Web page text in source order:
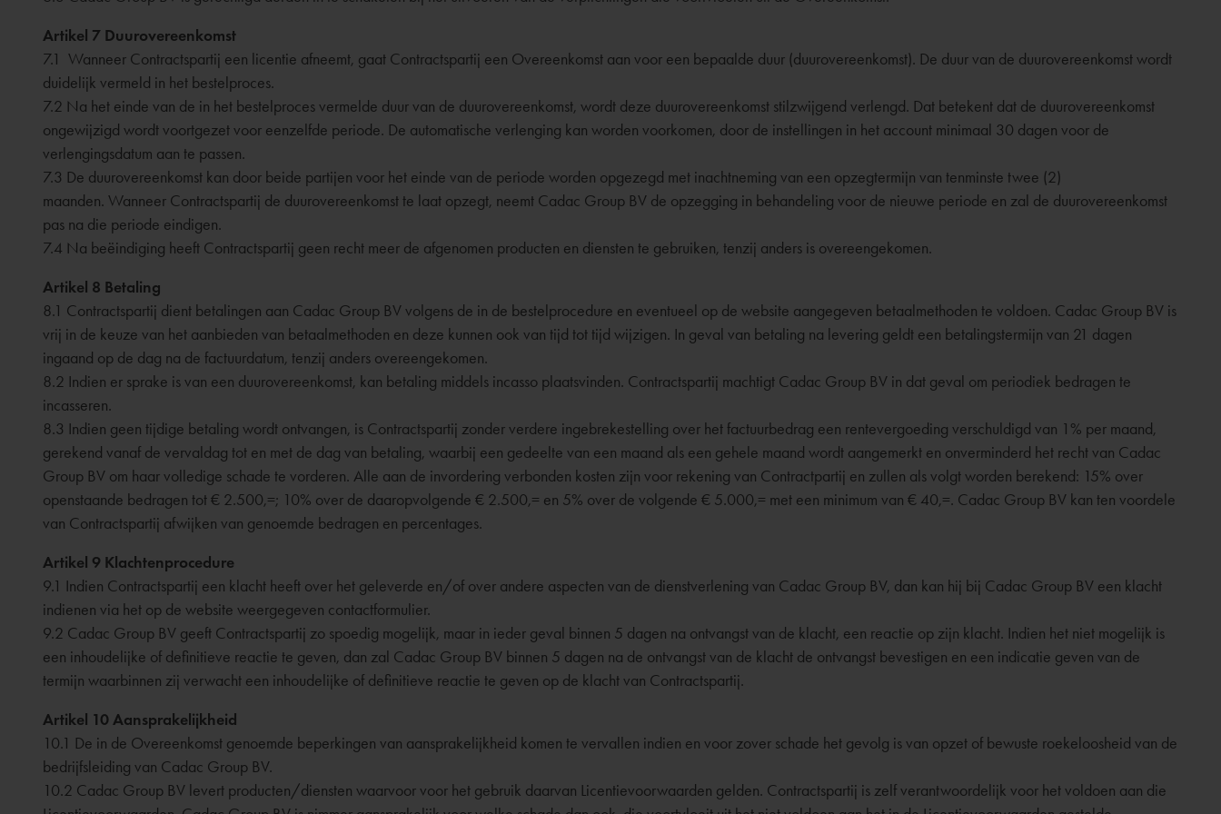
Artikel 7 Duurovereenkomst
7.1 Wanneer Contractspartij een licentie afneemt, gaat Contractspartij een Overeenkomst aan voor een bepaalde duur (duurovereenkomst). De duur van de duurovereenkomst wordt
duidelijk vermeld in het bestelproces.
7.2 Na het einde van de in het bestelproces vermelde duur van de duurovereenkomst, wordt deze duurovereenkomst stilzwijgend verlengd. Dat betekent dat de duurovereenkomst
ongewijzigd wordt voortgezet voor eenzelfde periode. De automatische verlenging kan worden voorkomen, door de instellingen in het account minimaal 30 dagen voor de
verlengingsdatum aan te passen.
7.3 De duurovereenkomst kan door beide partijen voor het einde van de periode worden opgezegd met inachtneming van een opzegtermijn van tenminste twee (2)
maanden. Wanneer Contractspartij de duurovereenkomst te laat opzegt, neemt Cadac Group BV de opzegging in behandeling voor de nieuwe periode en zal de duurovereenkomst
pas na die periode eindigen.
7.4 Na beëindiging heeft Contractspartij geen recht meer de afgenomen producten en diensten te gebruiken, tenzij anders is overeengekomen.
Artikel 8 Betaling
8.1 Contractspartij dient betalingen aan Cadac Group BV volgens de in de bestelprocedure en eventueel op de website aangegeven betaalmethoden te voldoen. Cadac Group BV is
vrij in de keuze van het aanbieden van betaalmethoden en deze kunnen ook van tijd tot tijd wijzigen. In geval van betaling na levering geldt een betalingstermijn van 21 dagen
ingaand op de dag na de factuurdatum, tenzij anders overeengekomen.
8.2 Indien er sprake is van een duurovereenkomst, kan betaling middels incasso plaatsvinden. Contractspartij machtigt Cadac Group BV in dat geval om periodiek bedragen te
incasseren.
8.3 Indien geen tijdige betaling wordt ontvangen, is Contractspartij zonder verdere ingebrekestelling over het factuurbedrag een rentevergoeding verschuldigd van 1% per maand,
gerekend vanaf de vervaldag tot en met de dag van betaling, waarbij een gedeelte van een maand als een gehele maand wordt aangemerkt en onverminderd het recht van Cadac
Group BV om haar volledige schade te vorderen. Alle aan de invordering verbonden kosten zijn voor rekening van Contractpartij en zullen als volgt worden berekend: 15% over
openstaande bedragen tot € 2.500,=; 10% over de daaropvolgende € 2.500,= en 5% over de volgende € 5.000,= met een minimum van € 40,=. Cadac Group BV kan ten voordele
van Contractspartij afwijken van genoemde bedragen en percentages.
Artikel 9 Klachtenprocedure
9.1 Indien Contractspartij een klacht heeft over het geleverde en/of over andere aspecten van de dienstverlening van Cadac Group BV, dan kan hij bij Cadac Group BV een klacht
indienen via het op de website weergegeven contactformulier.
9.2 Cadac Group BV geeft Contractspartij zo spoedig mogelijk, maar in ieder geval binnen 5 dagen na ontvangst van de klacht, een reactie op zijn klacht. Indien het niet mogelijk is
een inhoudelijke of definitieve reactie te geven, dan zal Cadac Group BV binnen 5 dagen na de ontvangst van de klacht de ontvangst bevestigen en een indicatie geven van de
termijn waarbinnen zij verwacht een inhoudelijke of definitieve reactie te geven op de klacht van Contractspartij.
Artikel 10 Aansprakelijkheid
10.1 De in de Overeenkomst genoemde beperkingen van aansprakelijkheid komen te vervallen indien en voor zover schade het gevolg is van opzet of bewuste roekeloosheid van de
bedrijfsleiding van Cadac Group BV.
10.2 Cadac Group BV levert producten/diensten waarvoor voor het gebruik daarvan Licentievoorwaarden gelden. Contractspartij is zelf verantwoordelijk voor het voldoen aan die